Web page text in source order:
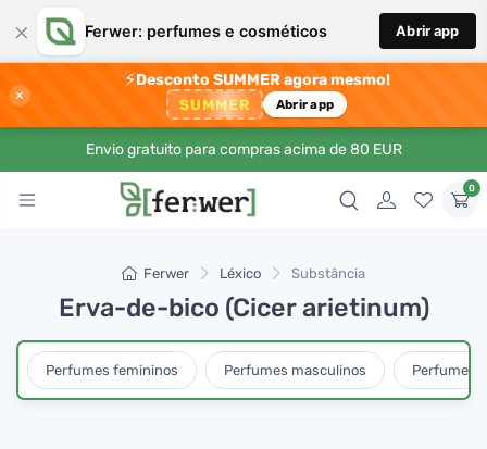
× Ferwer: perfumes e cosméticos Abrir app
×
⚡Desconto SUMMER agora mesmo!
SUMMER Abrir app
Envio gratuito para compras acima de 80 EUR
0
Ferwer Léxico Substância
Erva-de-bico (Cicer arietinum)
Perfumes femininos Perfumes masculinos Perfumes